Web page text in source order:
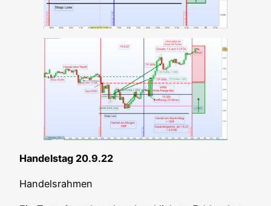
Han­dels­tag 20.9.22
Han­dels­rah­men